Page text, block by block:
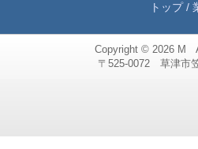
トップ/
Copyright © 2026 M
〒525-0072 草津市